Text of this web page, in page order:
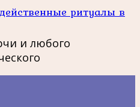
ритуалы в
и любого